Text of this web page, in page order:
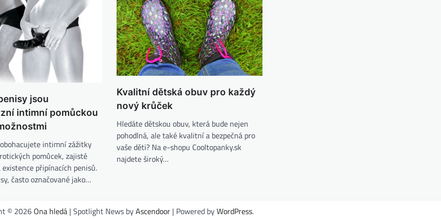
jsou
intimní pomůckou
intimní zážitky
pomůcek, zajisté
připínacích penisů.
často označované jako…
Kvalitní dětská obuv pro každý
nový krůček
Hledáte dětskou obuv, která bude nejen
pohodlná, ale také kvalitní a bezpečná pro
vaše děti? Na e-shopu Cooltopanky.sk
najdete široký…
© 2026 Ona hledá| Spotlight News byAscendoor| Powered byWordPress.